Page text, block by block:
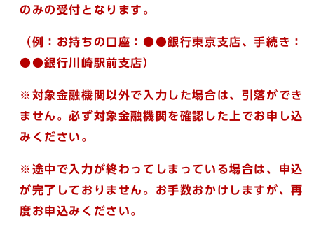
のみの受付となります。
（例：お持ちの口座：●●銀行東京支店、手続き：
●●銀行川崎駅前支店）
※対象金融機関以外で入力した場合は、引落ができ
ません。必ず対象金融機関を確認した上でお申し込
みください。
※途中で入力が終わってしまっている場合は、申込
が完了しておりません。お手数おかけしますが、再
度お申込みください。